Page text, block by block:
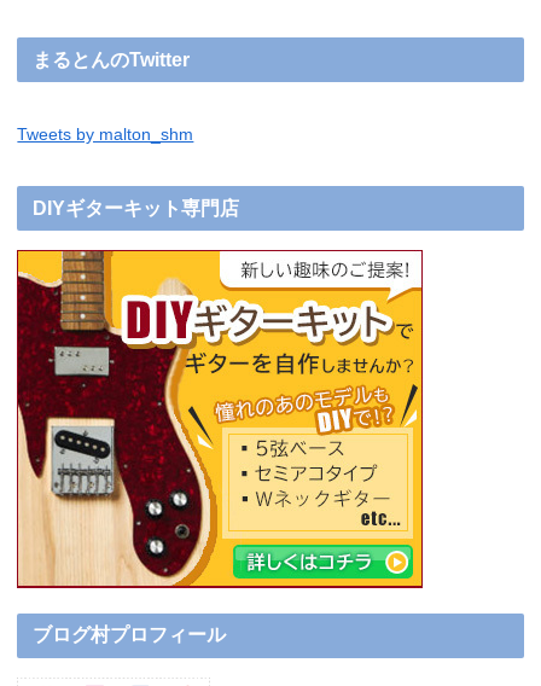
まるとんのTwitter
Tweets by malton_shm
DIYギターキット専門店
ブログ村プロフィール